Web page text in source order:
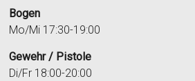
Bogen
Mo/Mi 17:30-19:00
Gewehr / Pistole
Di/Fr 18:00-20:00